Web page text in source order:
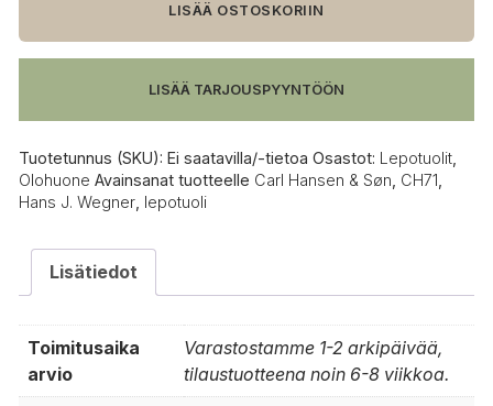
CH71
lepotuoli
LISÄÄ OSTOSKORIIN
LISÄÄ TARJOUSPYYNTÖÖN
Tuotetunnus (SKU): Ei saatavilla/-tietoa Osastot: Lepotuolit
Olohuone Avainsanat tuotteelle Carl Hansen & Søn CH71
Hans J. Wegner lepotuoli
Lisätiedot
Toimitusaika
arvio
Varastostamme 1-2 arkipäivää,
tilaustuotteena noin 6-8 viikkoa.